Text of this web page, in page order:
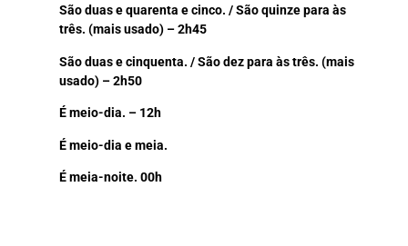
São duas e quarenta e cinco. / São quinze para às
três. (mais usado) – 2h45
São duas e cinquenta. / São dez para às três. (mais
usado) –2h50
É meio-dia. – 12h
É meio-dia e meia.
É meia-noite. 00h